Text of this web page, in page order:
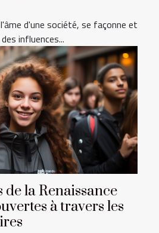
d'une société, se façonne et
influences...
la Renaissance
à travers les